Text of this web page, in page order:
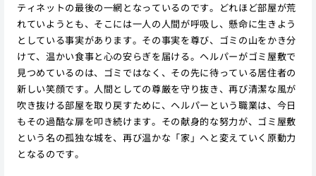
ティネットの最後の一網となっているのです。どれほど部屋が荒
れていようとも、そこには一人の人間が呼吸し、懸命に生きよう
としている事実があります。その事実を尊び、ゴミの山をかき分
けて、温かい食事と心の安らぎを届ける。ヘルパーがゴミ屋敷で
見つめているのは、ゴミではなく、その先に待っている居住者の
新しい笑顔です。人間としての尊厳を守り抜き、再び清潔な風が
吹き抜ける部屋を取り戻すために、ヘルパーという職業は、今日
もその過酷な扉を叩き続けます。その献身的な努力が、ゴミ屋敷
という名の孤独な城を、再び温かな「家」へと変えていく原動力
となるのです。